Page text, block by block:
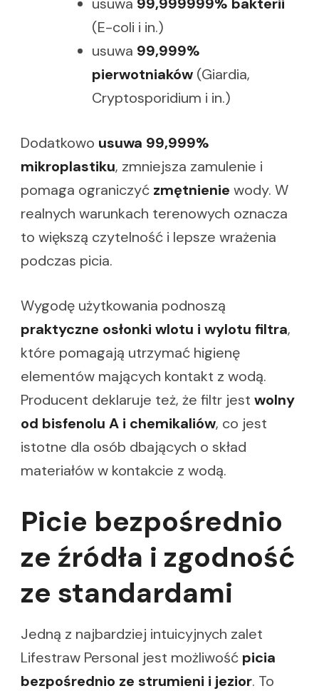
(E-coli i in.)
usuwa 99,999%
pierwotniaków (Giardia,
Cryptosporidium i in.)
Dodatkowo usuwa 99,999%
mikroplastiku, zmniejsza zamulenie i
pomaga ograniczyć zmętnienie wody. W
realnych warunkach terenowych oznacza
to większą czytelność i lepsze wrażenia
podczas picia.
Wygodę użytkowania podnoszą
praktyczne osłonki wlotu i wylotu filtra,
które pomagają utrzymać higienę
elementów mających kontakt z wodą.
Producent deklaruje też, że filtr jest wolny
od bisfenolu A i chemikaliów, co jest
istotne dla osób dbających o skład
materiałów w kontakcie z wodą.
Picie bezpośrednio
ze źródła i zgodność
ze standardami
Jedną z najbardziej intuicyjnych zalet
Lifestraw Personal jest możliwość picia
bezpośrednio ze strumieni i jezior. To